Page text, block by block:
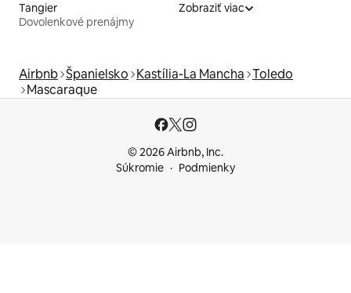
Tangier
Dovolenkové prenájmy
Zobraziť viac
Airbnb Španielsko Kastília-La Mancha Toledo
Mascaraque
© 2026 Airbnb, Inc.
Súkromie
Podmienky